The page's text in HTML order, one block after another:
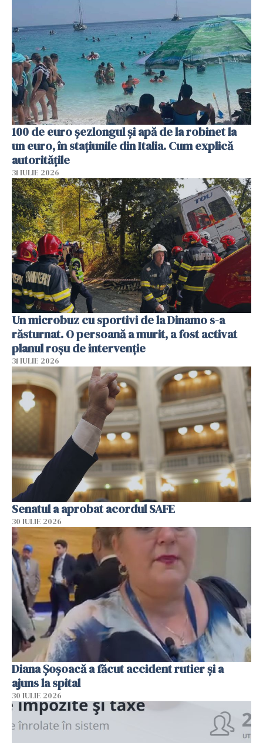
100 de euro șezlongul și apă de la robinet la
un euro, în stațiunile din Italia. Cum explică
autoritățile
31 IULIE 2026
Un microbuz cu sportivi de la Dinamo s-a
răsturnat. O persoană a murit, a fost activat
planul roșu de intervenție
31 IULIE 2026
Senatul a aprobat acordul SAFE
30 IULIE 2026
Diana Șoșoacă a făcut accident rutier și a
ajuns la spital
30 IULIE 2026